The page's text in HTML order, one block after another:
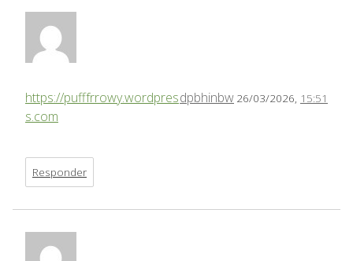
dpbhinbw 26/03/2026, 15:51
https://pufffrrowy.wordpres
s.com
Responder